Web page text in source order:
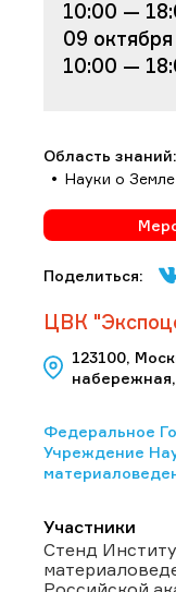
10:00 —
09
10:00 —
Область знаний:
Науки о Земле
Поделиться:
ЦВК
123100,
Федеральное
Учреждение
Участники
Стенд